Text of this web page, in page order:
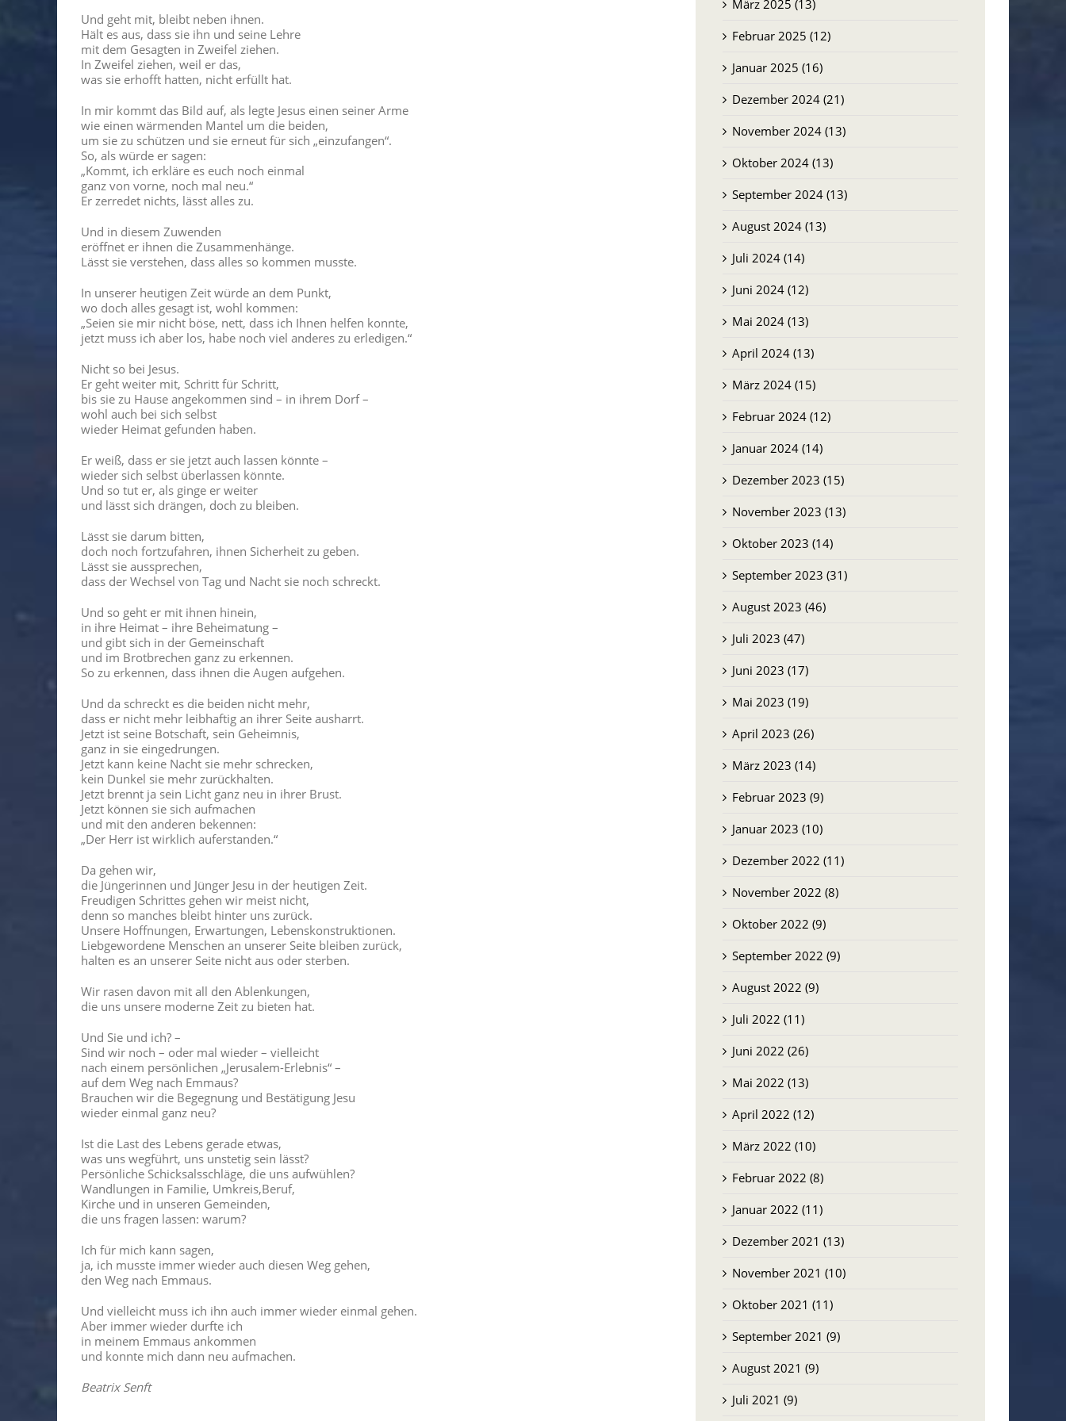
Und geht mit, bleibt neben ihnen.
Hält es aus, dass sie ihn und seine Lehre
mit dem Gesagten in Zweifel ziehen.
In Zweifel ziehen, weil er das,
was sie erhofft hatten, nicht erfüllt hat.
In mir kommt das Bild auf, als legte Jesus einen seiner Arme
wie einen wärmenden Mantel um die beiden,
um sie zu schützen und sie erneut für sich „einzufangen“.
So, als würde er sagen:
„Kommt, ich erkläre es euch noch einmal
ganz von vorne, noch mal neu.“
Er zerredet nichts, lässt alles zu.
Und in diesem Zuwenden
eröffnet er ihnen die Zusammenhänge.
Lässt sie verstehen, dass alles so kommen musste.
In unserer heutigen Zeit würde an dem Punkt,
wo doch alles gesagt ist, wohl kommen:
„Seien sie mir nicht böse, nett, dass ich Ihnen helfen konnte,
jetzt muss ich aber los, habe noch viel anderes zu erledigen.“
Nicht so bei Jesus.
Er geht weiter mit, Schritt für Schritt,
bis sie zu Hause angekommen sind – in ihrem Dorf –
wohl auch bei sich selbst
wieder Heimat gefunden haben.
Er weiß, dass er sie jetzt auch lassen könnte –
wieder sich selbst überlassen könnte.
Und so tut er, als ginge er weiter
und lässt sich drängen, doch zu bleiben.
Lässt sie darum bitten,
doch noch fortzufahren, ihnen Sicherheit zu geben.
Lässt sie aussprechen,
dass der Wechsel von Tag und Nacht sie noch schreckt.
Und so geht er mit ihnen hinein,
in ihre Heimat – ihre Beheimatung –
und gibt sich in der Gemeinschaft
und im Brotbrechen ganz zu erkennen.
So zu erkennen, dass ihnen die Augen aufgehen.
Und da schreckt es die beiden nicht mehr,
dass er nicht mehr leibhaftig an ihrer Seite ausharrt.
Jetzt ist seine Botschaft, sein Geheimnis,
ganz in sie eingedrungen.
Jetzt kann keine Nacht sie mehr schrecken,
kein Dunkel sie mehr zurückhalten.
Jetzt brennt ja sein Licht ganz neu in ihrer Brust.
Jetzt können sie sich aufmachen
und mit den anderen bekennen:
„Der Herr ist wirklich auferstanden.“
Da gehen wir,
die Jüngerinnen und Jünger Jesu in der heutigen Zeit.
Freudigen Schrittes gehen wir meist nicht,
denn so manches bleibt hinter uns zurück.
Unsere Hoffnungen, Erwartungen, Lebenskonstruktionen.
Liebgewordene Menschen an unserer Seite bleiben zurück,
halten es an unserer Seite nicht aus oder sterben.
Wir rasen davon mit all den Ablenkungen,
die uns unsere moderne Zeit zu bieten hat.
Und Sie und ich? –
Sind wir noch – oder mal wieder – vielleicht
nach einem persönlichen „Jerusalem-Erlebnis“ –
auf dem Weg nach Emmaus?
Brauchen wir die Begegnung und Bestätigung Jesu
wieder einmal ganz neu?
Ist die Last des Lebens gerade etwas,
was uns wegführt, uns unstetig sein lässt?
Persönliche Schicksalsschläge, die uns aufwühlen?
Wandlungen in Familie, Umkreis,Beruf,
Kirche und in unseren Gemeinden,
die uns fragen lassen: warum?
Ich für mich kann sagen,
ja, ich musste immer wieder auch diesen Weg gehen,
den Weg nach Emmaus.
Und vielleicht muss ich ihn auch immer wieder einmal gehen.
Aber immer wieder durfte ich
in meinem Emmaus ankommen
und konnte mich dann neu aufmachen.
Beatrix Senft
März 2025 (13)
Februar 2025 (12)
Januar 2025 (16)
Dezember 2024 (21)
November 2024 (13)
Oktober 2024 (13)
September 2024 (13)
August 2024 (13)
Juli 2024 (14)
Juni 2024 (12)
Mai 2024 (13)
April 2024 (13)
März 2024 (15)
Februar 2024 (12)
Januar 2024 (14)
Dezember 2023 (15)
November 2023 (13)
Oktober 2023 (14)
September 2023 (31)
August 2023 (46)
Juli 2023 (47)
Juni 2023 (17)
Mai 2023 (19)
April 2023 (26)
März 2023 (14)
Februar 2023 (9)
Januar 2023 (10)
Dezember 2022 (11)
November 2022 (8)
Oktober 2022 (9)
September 2022 (9)
August 2022 (9)
Juli 2022 (11)
Juni 2022 (26)
Mai 2022 (13)
April 2022 (12)
März 2022 (10)
Februar 2022 (8)
Januar 2022 (11)
Dezember 2021 (13)
November 2021 (10)
Oktober 2021 (11)
September 2021 (9)
August 2021 (9)
Juli 2021 (9)